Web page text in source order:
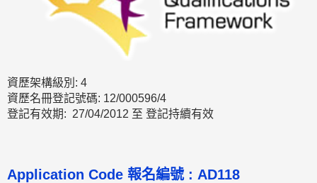
資歷架構級別: 4
資歷名冊登記號碼: 12/000596/4
登記有效期: 27/04/2012 至 登記持續有效
Application Code 報名編號 : AD118